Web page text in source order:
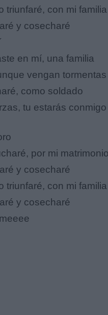
triunfaré, con mi familia
y cosecharé
´
en mí, una familia
vengan tormentas
como soldado
tu estarás conmigo
por mi matrimonio
y cosecharé
triunfaré, con mi familia
y cosecharé